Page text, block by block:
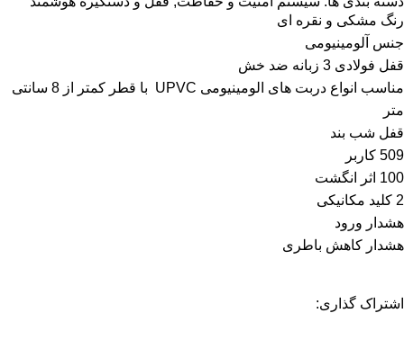
رنگ مشکی و نقره ای
جنس آلومینیومی
قفل فولادی 3 زبانه ضد خش
مناسب انواع دربت های الومینیومی UPVC با قطر کمتر از 8 سانتی
متر
قفل شب بند
509 کاربر
100 اثر انگشت
2 کلید مکانیکی
هشدار ورود
هشدار کاهش باطری
اشتراک گذاری: